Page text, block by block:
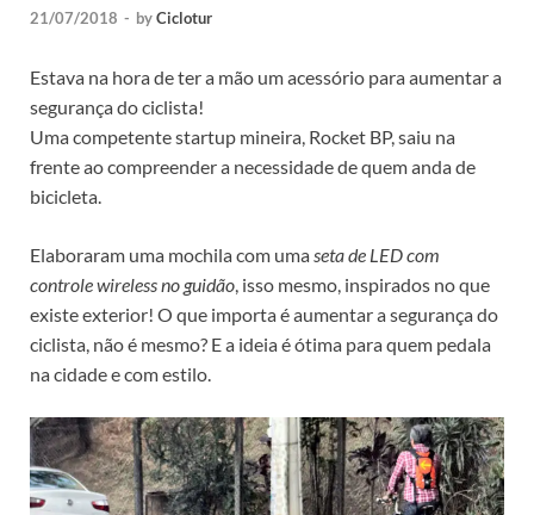
21/07/2018 - byCiclotur
Estava na hora de ter a mão um acessório para aumentar a
segurança do ciclista!
Uma competente startup mineira, Rocket BP, saiu na
frente ao compreender a necessidade de quem anda de
bicicleta.
Elaboraram uma mochila com umaseta de LED com
controle wireless no guidão, isso mesmo, inspirados no que
existe exterior! O que importa é aumentar a segurança do
ciclista, não é mesmo? E a ideia é ótima para quem pedala
na cidade e com estilo.